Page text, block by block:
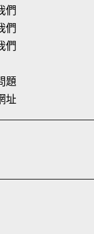
們
們
們
題
址